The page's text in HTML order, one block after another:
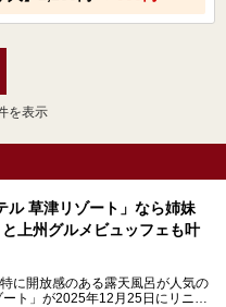
を表示
ル 草津リゾート」なら姉妹
上州グルメビュッフェも叶
に開放感のある露天風呂が人気の
ート」が2025年12月25日にリニュ